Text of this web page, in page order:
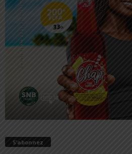
S’abonnez